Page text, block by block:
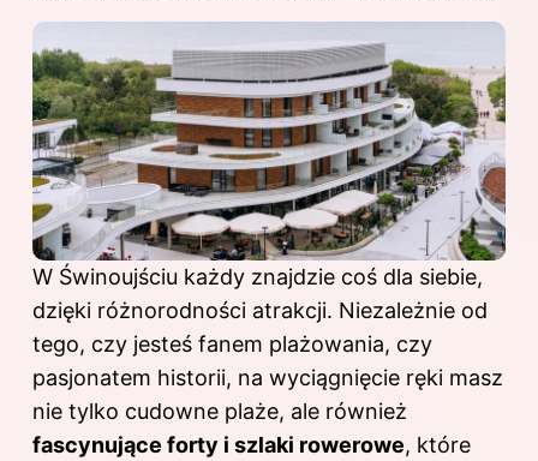
W Świnoujściu każdy znajdzie coś dla siebie,
dzięki różnorodności atrakcji. Niezależnie od
tego, czy jesteś fanem plażowania, czy
pasjonatem historii, na wyciągnięcie ręki masz
nie tylko cudowne plaże, ale również
fascynujące forty i szlaki rowerowe, które